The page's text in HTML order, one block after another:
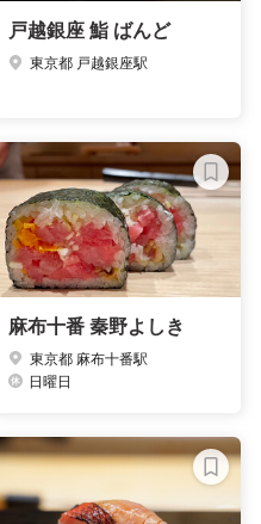
戸越銀座 鮨 ばんど
東京都 戸越銀座駅
麻布十番 秦野よしき
東京都 麻布十番駅
日曜日